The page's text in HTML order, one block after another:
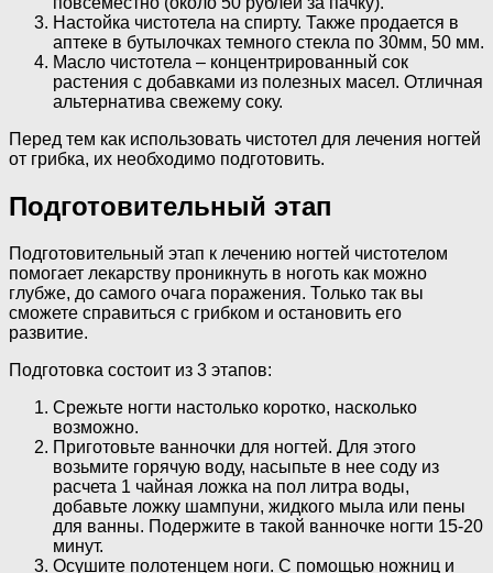
Настойка чистотела на спирту. Также продается в
аптеке в бутылочках темного стекла по 30мм, 50 мм.
Масло чистотела – концентрированный сок
растения с добавками из полезных масел. Отличная
альтернатива свежему соку.
Перед тем как использовать чистотел для лечения ногтей
от грибка, их необходимо подготовить.
Подготовительный этап
Подготовительный этап к лечению ногтей чистотелом
помогает лекарству проникнуть в ноготь как можно
глубже, до самого очага поражения. Только так вы
сможете справиться с грибком и остановить его
развитие.
Подготовка состоит из 3 этапов:
Срежьте ногти настолько коротко, насколько
возможно.
Приготовьте ванночки для ногтей. Для этого
возьмите горячую воду, насыпьте в нее соду из
расчета 1 чайная ложка на пол литра воды,
добавьте ложку шампуни, жидкого мыла или пены
для ванны. Подержите в такой ванночке ногти 15-20
минут.
Осушите полотенцем ноги. С помощью ножниц и